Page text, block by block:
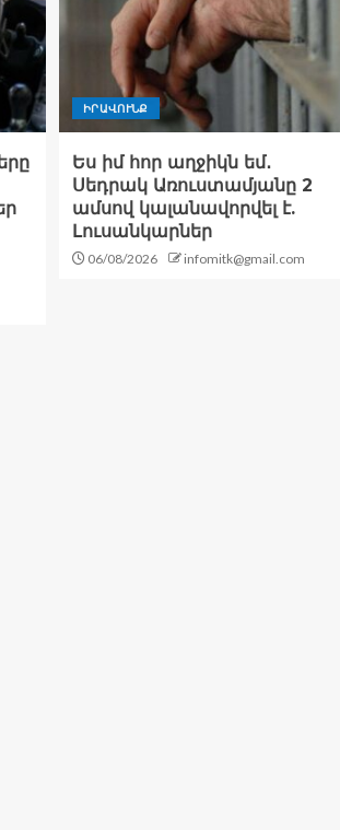
ԻՐԱՎՈՒՆՔ
Ես իմ հոր աղջիկն եմ․
Սեդրակ Առուստամյանը 2
ամսով կալանավորվել է.
Լուսանկարներ
06/08/2026 infomitk@gmail.com